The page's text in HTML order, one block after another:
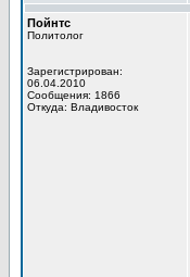
Пойнтс
Политолог
Зарегистрирован:
06.04.2010
Сообщения: 1866
Откуда: Владивосток